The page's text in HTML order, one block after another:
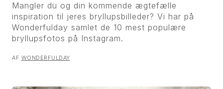
Mangler du og din kommende ægtefælle
inspiration til jeres bryllupsbilleder? Vi har på
Wonderfulday samlet de 10 mest populære
bryllupsfotos på Instagram.
AF WONDERFULDAY